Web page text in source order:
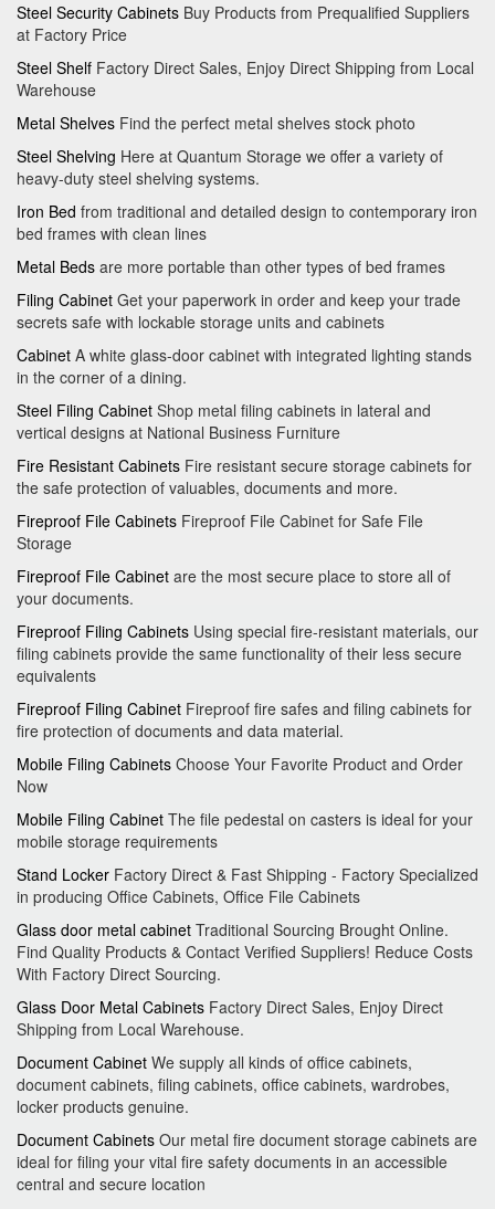
Steel Security Cabinets Buy Products from Prequalified Suppliers
at Factory Price
Steel Shelf Factory Direct Sales, Enjoy Direct Shipping from Local
Warehouse
Metal Shelves Find the perfect metal shelves stock photo
Steel Shelving Here at Quantum Storage we offer a variety of
heavy-duty steel shelving systems.
Iron Bed from traditional and detailed design to contemporary iron
bed frames with clean lines
Metal Beds are more portable than other types of bed frames
Filing Cabinet Get your paperwork in order and keep your trade
secrets safe with lockable storage units and cabinets
Cabinet A white glass-door cabinet with integrated lighting stands
in the corner of a dining.
Steel Filing Cabinet Shop metal filing cabinets in lateral and
vertical designs at National Business Furniture
Fire Resistant Cabinets Fire resistant secure storage cabinets for
the safe protection of valuables, documents and more.
Fireproof File Cabinets Fireproof File Cabinet for Safe File
Storage
Fireproof File Cabinet are the most secure place to store all of
your documents.
Fireproof Filing Cabinets Using special fire-resistant materials, our
filing cabinets provide the same functionality of their less secure
equivalents
Fireproof Filing Cabinet Fireproof fire safes and filing cabinets for
fire protection of documents and data material.
Mobile Filing Cabinets Choose Your Favorite Product and Order
Now
Mobile Filing Cabinet The file pedestal on casters is ideal for your
mobile storage requirements
Stand Locker Factory Direct & Fast Shipping - Factory Specialized
in producing Office Cabinets, Office File Cabinets
Glass door metal cabinet Traditional Sourcing Brought Online.
Find Quality Products & Contact Verified Suppliers! Reduce Costs
With Factory Direct Sourcing.
Glass Door Metal Cabinets Factory Direct Sales, Enjoy Direct
Shipping from Local Warehouse.
Document Cabinet We supply all kinds of office cabinets,
document cabinets, filing cabinets, office cabinets, wardrobes,
locker products genuine.
Document Cabinets Our metal fire document storage cabinets are
ideal for filing your vital fire safety documents in an accessible
central and secure location